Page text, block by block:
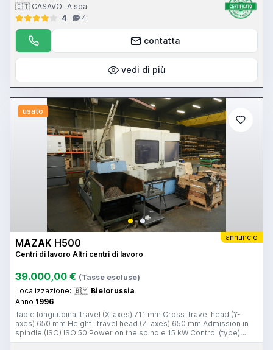
🇮🇹 CASAVOLA spa
4
4
contatta
vedi di più
usato
annuncio
MAZAK H500
Centri di lavoro Altri centri di lavoro
39.000,00 € (Tasse escluse)
Localizzazione: 🇧🇾 Bielorussia
Anno 1996
Table longitudinal travel (X-axes) 711 mm Cross-travel head (Y-
axes) 650 mm Height- travel head (Z-axes) 650 mm Admission in
spindle (ISO) ISO 50 Power on the spindle 15 kW Control (type)
Mazatrol M Plus Number of axes 4 Toolstore 40x Frequency (from